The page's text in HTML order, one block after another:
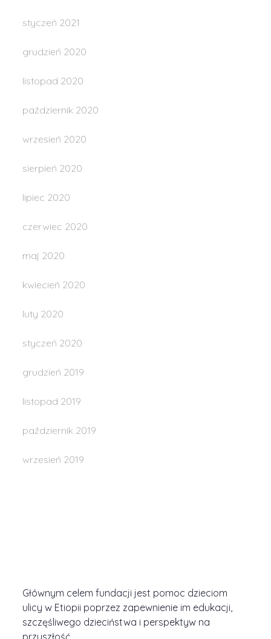
styczeń 2021
grudzień 2020
listopad 2020
październik 2020
wrzesień 2020
sierpień 2020
lipiec 2020
czerwiec 2020
maj 2020
kwiecień 2020
luty 2020
styczeń 2020
grudzień 2019
listopad 2019
październik 2019
wrzesień 2019
Głównym celem fundacji jest pomoc dzieciom
ulicy w Etiopii poprzez zapewnienie im edukacji,
szczęśliwego dzieciństwa i perspektyw na
przyszłość.